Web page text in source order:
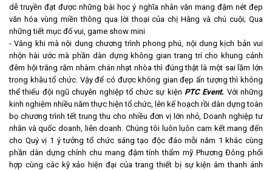
dễ truyền đạt được những bài học ý nghĩa nhân văn mang đậm nét đẹp
văn hóa vùng miền thông qua lời thoại của chị Hằng và chú cuội; Qua
những tiết mục đố vui, game show mini
- Vâng khi mà nội dung chương trình phong phú, nội dung kịch bản vui
nhộn hài ước mà phần dàn dựng không gian trang trí cho khung cảnh
đêm hội trăng rằm nhàm chán nhạt nhòa thì đúng thật là một sai lầm lớn
trong khâu tổ chức. Vậy để có được không gian đẹp ấn tượng thì không
thể thiếu đội ngũ chuyên nghiệp tổ chức sự kiện PTC Event. Với những
kinh nghiệm nhiều năm thực hiện tổ chức, lên kế hoạch rồi dàn dựng toàn
bọ chương trình tết trung thu cho nhiều đơn vị lớn nhỏ, Doanh nghiệp tư
nhân và quốc doanh, liên doanh. Chúng tôi luôn luôn cam kết mang đến
cho Quý vị 1 ý tưởng tổ chức sáng tạo độc đáo mỗi năm 1 khác cùng
phần dàn dựng chỉnh chu mang đậm tính thẩm mỹ Phương Đông phối
hợp cùng các kỹ xảo hiện đại của trang thiết bị sự kiện âm thanh ánh